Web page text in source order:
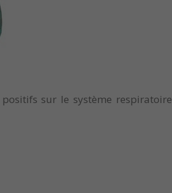
positifs sur le système respiratoire